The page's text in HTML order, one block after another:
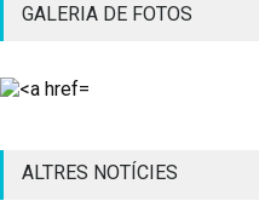
GALERIA DE FOTOS
ALTRES NOTÍCIES